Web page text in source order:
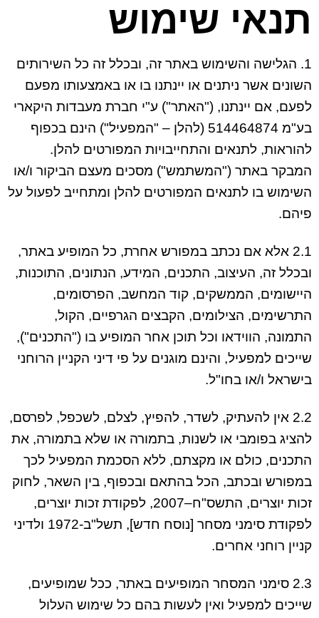
תנאי שימוש
1. הגלישה והשימוש באתר זה, ובכלל זה כל השירותים
השונים אשר ניתנים או יינתנו בו או באמצעותו מפעם
לפעם, אם יינתנו, ("האתר") ע"י חברת מעבדות היקארי
בע"מ 514464874 (להלן – "המפעיל") הינם בכפוף
להוראות, לתנאים והתחייבויות המפורטים להלן.
המבקר באתר ("המשתמש") מסכים מעצם הביקור ו/או
השימוש בו לתנאים המפורטים להלן ומתחייב לפעול על
פיהם.
2.1 אלא אם נכתב במפורש אחרת, כל המופיע באתר,
ובכלל זה, העיצוב, התכנים, המידע, הנתונים, התוכנות,
היישומים, הממשקים, קוד המחשב, הפרסומים,
התרשימים, הצילומים, הקבצים הגרפיים, הקול,
התמונה, הווידאו וכל תוכן אחר המופיע בו ("התכנים"),
שייכים למפעיל, והינם מוגנים על פי דיני הקניין הרוחני
בישראל ו/או בחו"ל.
2.2 אין להעתיק, לשדר, להפיץ, לצלם, לשכפל, לפרסם,
להציג בפומבי או לשנות, בתמורה או שלא בתמורה, את
התכנים, כולם או מקצתם, ללא הסכמת המפעיל לכך
במפורש ובכתב, הכל בהתאם ובכפוף, בין השאר, לחוק
זכות יוצרים, התשס"ח–2007, לפקודת זכות יוצרים,
לפקודת סימני מסחר [נוסח חדש], תשל"ב-1972 ולדיני
קניין רוחני אחרים.
2.3 סימני המסחר המופיעים באתר, ככל שמופיעים,
שייכים למפעיל ואין לעשות בהם כל שימוש העלול